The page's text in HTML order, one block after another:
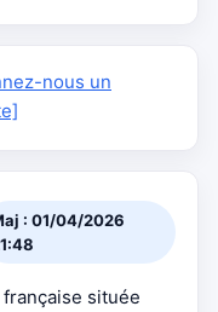
nous un
: 01/04/2026
située